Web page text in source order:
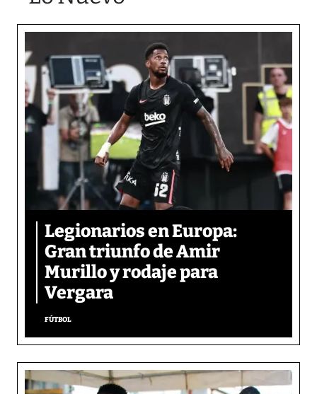
Legionarios en Europa:
Gran triunfo de Amir
Murillo y rodaje para
Vergara
FÚTBOL